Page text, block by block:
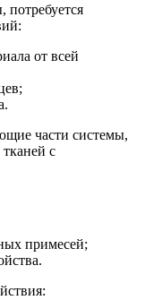
от всей
части системы,
с
примесей;